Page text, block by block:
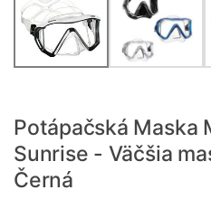
Potápačská Maska
Sunrise - Väčšia
Černá